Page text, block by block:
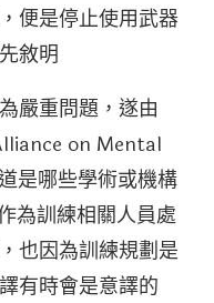
便是停止使用武器
敘明
嚴重問題，遂由
on Mental
是哪些學術或機構
為訓練相關人員處
也因為訓練規劃是
有時會是意譯的